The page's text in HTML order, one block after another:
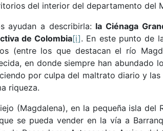
del interior del departamento del
ayudan a describirla: la Ciénaga
de Colombia[i]. En este punto de
(entre los que destacan el río
en donde siempre han abundado
por culpa del maltrato diario y las
riqueza.
(Magdalena), en la pequeña isla del
se pueda vender en la vía a